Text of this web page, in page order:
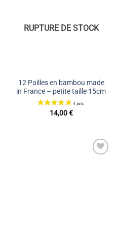
RUPTURE DE STOCK
12 Pailles en bambou made
in France – petite taille 15cm
14,00€